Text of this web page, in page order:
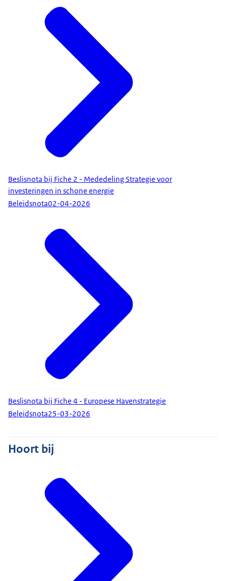
Beslisnota bij Fiche 2 - Mededeling Strategie voor
investeringen in schone energie
Beleidsnota02-04-2026
Beslisnota bij Fiche 4 - Europese Havenstrategie
Beleidsnota25-03-2026
Hoort bij